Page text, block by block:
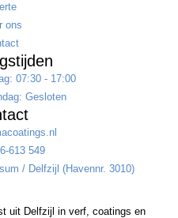
uit Delfzijl in verf, coatings en
ons
07:30 - 17:00
Gesloten
613 549
/ Delfzijl (Havennr. 3010)